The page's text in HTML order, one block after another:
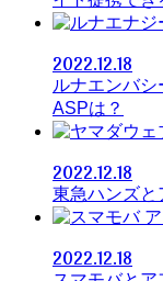
2022.12.18
ルナエンバ
ASPは？
2022.12.18
東急ハンズと
2022.12.18